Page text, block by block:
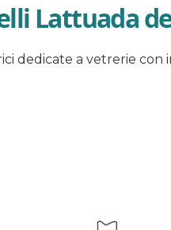
Lattuada
dedicate a vetrerie con